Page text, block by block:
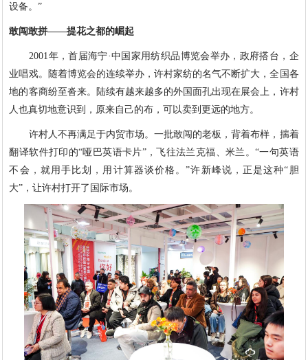
设备。”
敢闯敢拼——提花之都的崛起
2001年，首届海宁·中国家用纺织品博览会举办，政府搭台，企
业唱戏。随着博览会的连续举办，许村家纺的名气不断扩大，全国各
地的客商纷至沓来。陆续有越来越多的外国面孔出现在展会上，许村
人也真切地意识到，原来自己的布，可以卖到更远的地方。
许村人不再满足于内贸市场。一批敢闯的老板，背着布样，揣着
翻译软件打印的“哑巴英语卡片”，飞往法兰克福、米兰。“一句英语
不会，就用手比划，用计算器谈价格。”许新峰说，正是这种“胆
大”，让许村打开了国际市场。